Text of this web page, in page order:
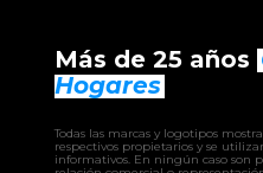
Más de 25 años
Hogares
Todas las marcas y logotipos
respectivos propietarios y se
informativos. En ningún caso son